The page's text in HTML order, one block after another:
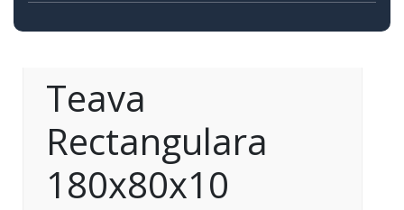
Teava
Rectangulara
180x80x10